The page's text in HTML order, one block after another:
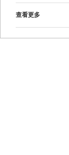
查看更多